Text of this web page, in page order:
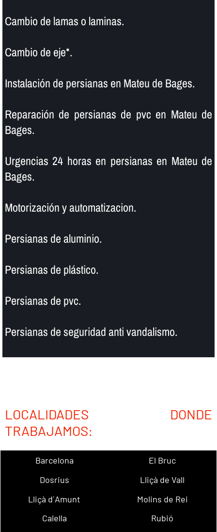
Cambio de lamas o laminas.
Cambio de eje*.
Instalación de persianas en Mateu de Bages.
Reparación de persianas de pvc en Mateu de
Bages.
Urgencias 24 horas en persianas en Mateu de
Bages.
Motorización y automatizacion.
Persianas de aluminio.
Persianas de plástico.
Persianas de pvc.
Persianas de seguridad anti vandalismo.
LOCALIDADES DONDE
TRABAJAMOS:
Barcelona
El Bruc
Dosrius
Lliçà de Vall
Lliçà d´Amunt
Molins de Rei
Calella
Rubió